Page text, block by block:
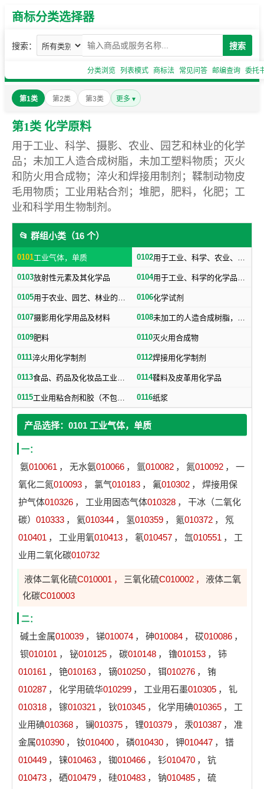
商标分类选择器
搜索： 搜索
分类浏览 列表模式 商标法 常见问答 邮编查询 委托
第1类 第2类 第3类 更多 ▾
第1类 化学原料
用于工业、科学、摄影、农业、园艺和林业的化学
品；未加工人造合成树脂，未加工塑料物质；灭火
和防火用合成物；淬火和焊接用制剂；鞣制动物皮
毛用物质；工业用粘合剂；堆肥，肥料，化肥；工
业和科学用生物制剂。
📂 群组小类（16 个）
0101工业气体，单质 0102 用于工业、科学、农业、园艺、林业的工业化工原料
0103放射性元素及其化学品 0104 用于工业、科学的化学品、化学制剂，不属于其他类别的产品用的化学制品
0105 用于农业、园艺、林业的化学品、化学制剂 0106化学试剂
0107摄影用化学用品及材料 0108 未加工的人造合成树脂，未加工塑料物质（不包括未加工的天然树脂）
0109肥料 0110灭火用合成物
0111淬火用化学制剂 0112焊接用化学制剂
0113 食品、药品及化妆品工业用化学品（不包括食品用防腐盐） 0114鞣料及皮革用化学品
0115 工业用粘合剂和胶（不包括纸用粘合剂） 0116纸浆
产品选择：0101 工业气体，单质
一：
氨010061 ， 无水氨010066 ， 氩010082 ， 氮010092 ，
一
氧化二氮010093 ， 氯气010183 ， 氟010302 ，
焊接用保
护气体010326 ， 工业用固态气体010328 ，
干冰（二氧化
碳） 010333 ， 氦010344 ， 氢010359 ， 氪010372 ，
氖
010401 ， 工业用氧010413 ， 氡010457 ， 氙010551 ，
工
业用二氧化碳010732
液体二氧化硫C010001 ， 三氧化硫C010002 ，
液体二氧
化碳C010003
二：
碱土金属010039 ， 锑010074 ， 砷010084 ， 砹010086 ，
钡010101 ， 铋010125 ， 碳010148 ， 镥010153 ，
铈
010161 ， 铯010163 ， 镝010250 ， 铒010276 ，
铕
010287 ， 化学用硫华010299 ， 工业用石墨010305 ，
钆
010318 ， 镓010321 ， 钬010345 ， 化学用碘010365 ，
工
业用碘010368 ， 镧010375 ， 锂010379 ， 汞010387 ，
准
金属010390 ， 钕010400 ， 磷010430 ， 钾010447 ，
镨
010449 ， 铼010463 ， 铷010466 ， 钐010470 ，
钪
010473 ， 硒010479 ， 硅010483 ， 钠010485 ，
硫